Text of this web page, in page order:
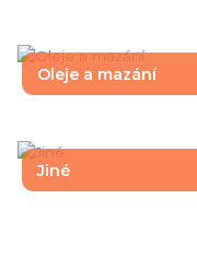
Oleje a mazání
Jiné